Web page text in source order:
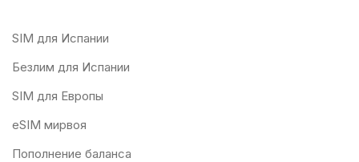
SIM для Испании
Безлим для Испании
SIM для Европы
eSIM мирвоя
Пополнение баланса